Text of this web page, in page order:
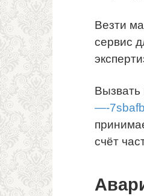
Везти
сервис
Вызвать
—-
счёт